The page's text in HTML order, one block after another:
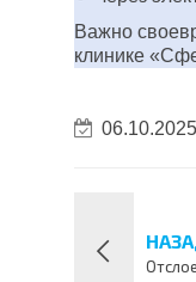
Важно
клинике
06.10.2025